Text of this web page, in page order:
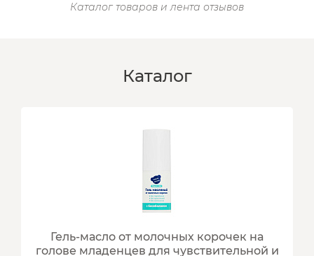
Каталог товаров и лента отзывов
Каталог
Гель-масло от молочных корочек на
голове младенцев для чувствительной и